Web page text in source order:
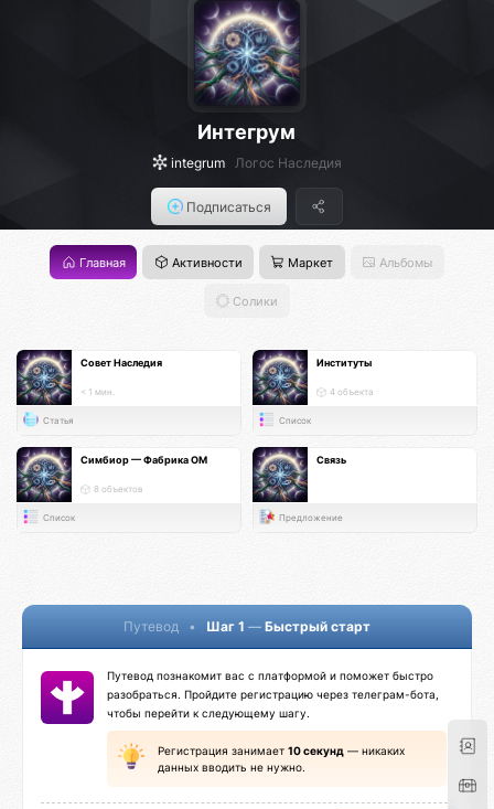
Интегрум
integrum Логос Наследия
Подписаться
Главная Активности Маркет Альбомы
Солики
Совет Наследия
< 1 мин.
Статья
Институты
4 объекта
Список
Симбиор — Фабрика ОМ
8 объектов
Список
Связь
Предложение
Путевод • Шаг 1 — Быстрый старт
Путевод познакомит вас с платформой и поможет быстро
разобраться. Пройдите регистрацию через телеграм-бота,
чтобы перейти к следующему шагу.
Регистрация занимает 10 секунд — никаких
данных вводить не нужно.